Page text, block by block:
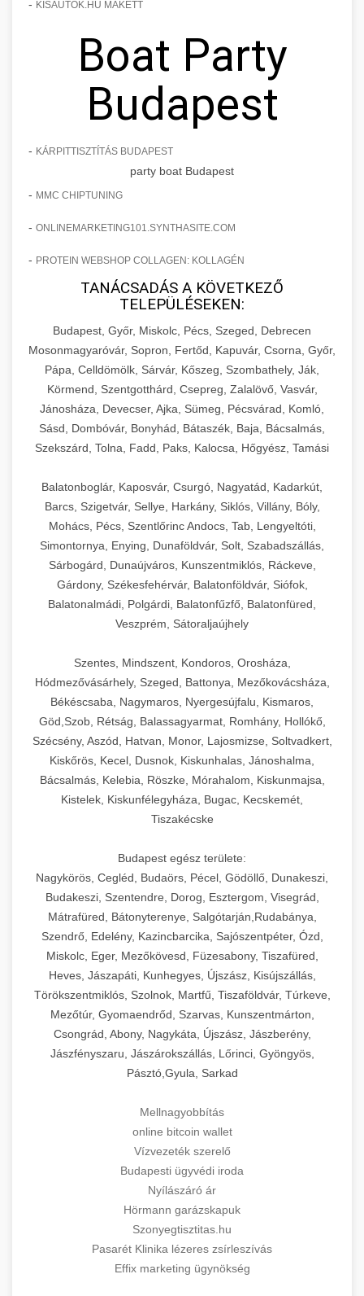
- KISAUTOK.HU MAKETT
Boat Party
Budapest
- KÁRPITTISZTÍTÁS BUDAPEST
party boat Budapest
- MMC CHIPTUNING
- ONLINEMARKETING101.SYNTHASITE.COM
- PROTEIN WEBSHOP COLLAGEN: KOLLAGÉN
TANÁCSADÁS A KÖVETKEZŐ
TELEPÜLÉSEKEN:
Budapest, Győr, Miskolc, Pécs, Szeged, Debrecen
Mosonmagyaróvár, Sopron, Fertőd, Kapuvár, Csorna, Győr,
Pápa, Celldömölk, Sárvár, Kőszeg, Szombathely, Ják,
Körmend, Szentgotthárd, Csepreg, Zalalövő, Vasvár,
Jánosháza, Devecser, Ajka, Sümeg, Pécsvárad, Komló,
Sásd, Dombóvár, Bonyhád, Bátaszék, Baja, Bácsalmás,
Szekszárd, Tolna, Fadd, Paks, Kalocsa, Hőgyész, Tamási
Balatonboglár, Kaposvár, Csurgó, Nagyatád, Kadarkút,
Barcs, Szigetvár, Sellye, Harkány, Siklós, Villány, Bóly,
Mohács, Pécs, Szentlőrinc Andocs, Tab, Lengyeltóti,
Simontornya, Enying, Dunaföldvár, Solt, Szabadszállás,
Sárbogárd, Dunaújváros, Kunszentmiklós, Ráckeve,
Gárdony, Székesfehérvár, Balatonföldvár, Siófok,
Balatonalmádi, Polgárdi, Balatonfűzfő, Balatonfüred,
Veszprém, Sátoraljaújhely
Szentes, Mindszent, Kondoros, Orosháza,
Hódmezővásárhely, Szeged, Battonya, Mezőkovácsháza,
Békéscsaba, Nagymaros, Nyergesújfalu, Kismaros,
Göd,Szob, Rétság, Balassagyarmat, Romhány, Hollókő,
Szécsény, Aszód, Hatvan, Monor, Lajosmizse, Soltvadkert,
Kiskőrös, Kecel, Dusnok, Kiskunhalas, Jánoshalma,
Bácsalmás, Kelebia, Röszke, Mórahalom, Kiskunmajsa,
Kistelek, Kiskunfélegyháza, Bugac, Kecskemét,
Tiszakécske
Budapest egész területe:
Nagykörös, Cegléd, Budaörs, Pécel, Gödöllő, Dunakeszi,
Budakeszi, Szentendre, Dorog, Esztergom, Visegrád,
Mátrafüred, Bátonyterenye, Salgótarján,Rudabánya,
Szendrő, Edelény, Kazincbarcika, Sajószentpéter, Ózd,
Miskolc, Eger, Mezőkövesd, Füzesabony, Tiszafüred,
Heves, Jászapáti, Kunhegyes, Újszász, Kisújszállás,
Törökszentmiklós, Szolnok, Martfű, Tiszaföldvár, Túrkeve,
Mezőtúr, Gyomaendrőd, Szarvas, Kunszentmárton,
Csongrád, Abony, Nagykáta, Újszász, Jászberény,
Jászfényszaru, Jászárokszállás, Lőrinci, Gyöngyös,
Pásztó,Gyula, Sarkad
Mellnagyobbítás
online bitcoin wallet
Vízvezeték szerelő
Budapesti ügyvédi iroda
Nyílászáró ár
Hörmann garázskapuk
Szonyegtisztitas.hu
Pasarét Klinika lézeres zsírleszívás
Effix marketing ügynökség